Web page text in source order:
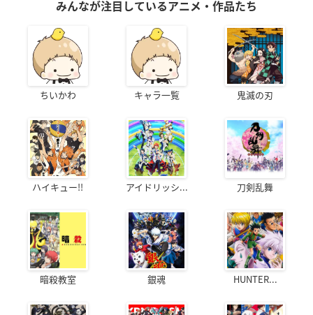
みんなが注目しているアニメ・作品たち
ちいかわ キャラ一覧 鬼滅の刃
ハイキュー!! アイドリッシ... 刀剣乱舞
暗殺教室 銀魂 HUNTER...